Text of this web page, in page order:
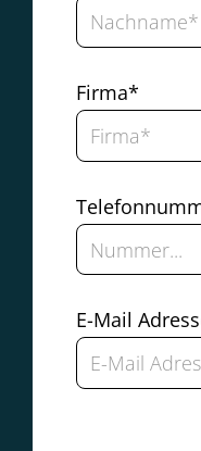
Firma*
E-Mail